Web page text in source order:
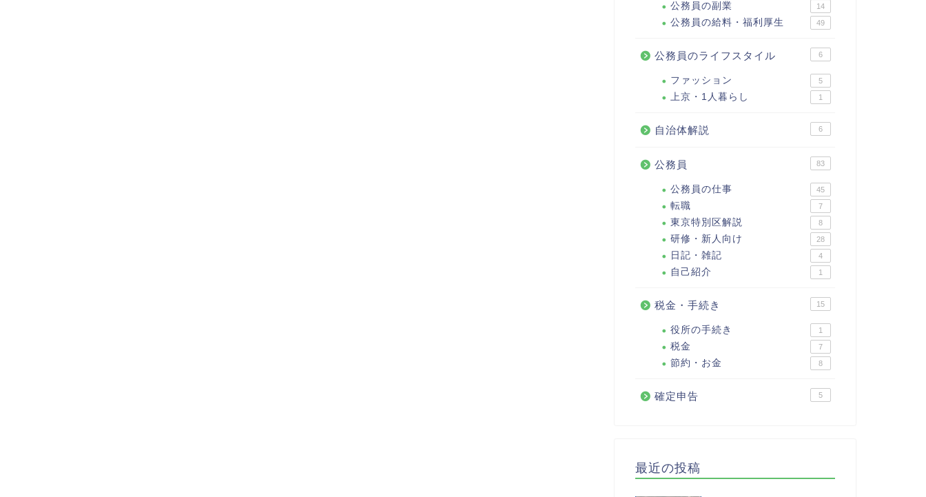
公務員の副業 14
公務員の給料・福利厚生 49
公務員のライフスタイル 6
ファッション 5
上京・1人暮らし 1
自治体解説 6
公務員 83
公務員の仕事 45
転職 7
東京特別区解説 8
研修・新人向け 28
日記・雑記 4
自己紹介 1
税金・手続き 15
役所の手続き 1
税金 7
節約・お金 8
確定申告 5
最近の投稿